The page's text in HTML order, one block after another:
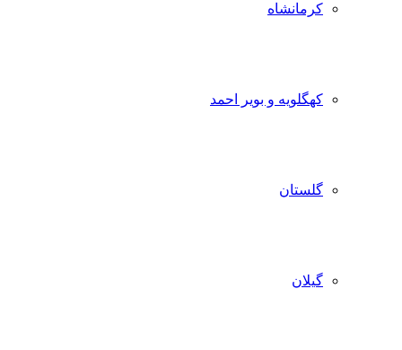
کرمانشاه
کهگلویه و بویر احمد
گلستان
گیلان